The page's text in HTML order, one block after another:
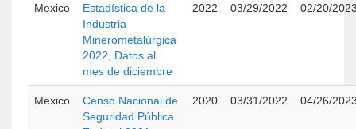
Mexico
Estadística de la
Industria
Minerometalúrgica
2022, Datos al
mes de diciembre
2022 03/29/2022 02/20/
Mexico
Censo Nacional de
Seguridad Pública
2020 03/31/2022 04/26/